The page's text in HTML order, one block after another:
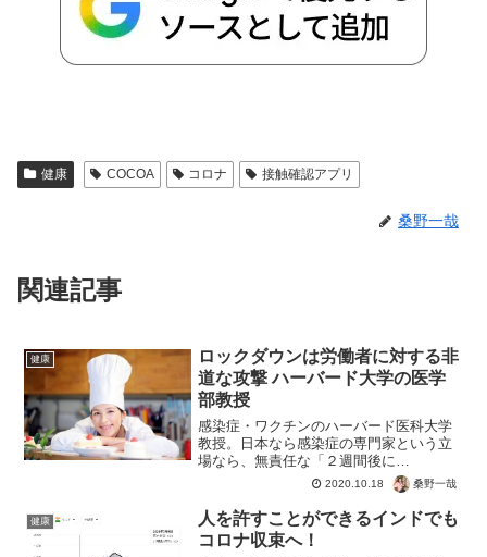
健康 COCOA コロナ 接触確認アプリ
桑野一哉
関連記事
健康
ロックダウンは労働者に対する非
道な攻撃 ハーバード大学の医学
部教授
感染症・ワクチンのハーバード医科大学
教授。日本なら感染症の専門家という立
場なら、無責任な「２週間後に
は・・・」的な盛った笑い話で終わるけ
ど、政治まで含めて発言できるとは抽象
度が高いですね。「ロックダウン政策
は、労働して生活の糧を稼いでいる労...
2020.10.18 桑野一哉
健康
人を許すことができるインドでも
コロナ収束へ！